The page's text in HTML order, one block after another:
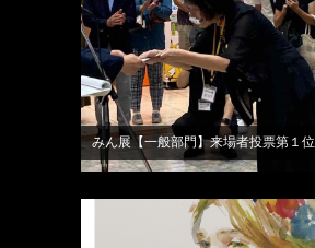
みん展【一般部門】来場者投票第１位